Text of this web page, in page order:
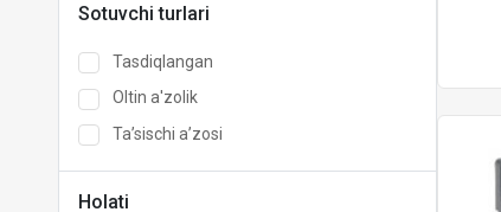
Sotuvchi turlari
Tasdiqlangan
Oltin a'zolik
Taʼsischi aʼzosi
Holati